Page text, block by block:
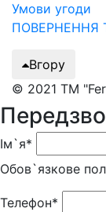
Умови угоди
ПОВЕРНЕННЯ
Вгору
© 2021 ТМ
Ім`я*
Обов`язкове
Телефон*